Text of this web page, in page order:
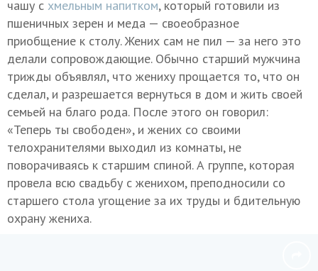
чашу с хмельным напитком, который готовили из
пшеничных зерен и меда — своеобразное
приобщение к столу. Жених сам не пил — за него это
делали сопровождающие. Обычно старший мужчина
трижды объявлял, что жениху прощается то, что он
сделал, и разрешается вернуться в дом и жить своей
семьей на благо рода. После этого он говорил:
«Теперь ты свободен», и жених со своими
телохранителями выходил из комнаты, не
поворачиваясь к старшим спиной. А группе, которая
провела всю свадьбу с женихом, преподносили со
старшего стола угощение за их труды и бдительную
охрану жениха.